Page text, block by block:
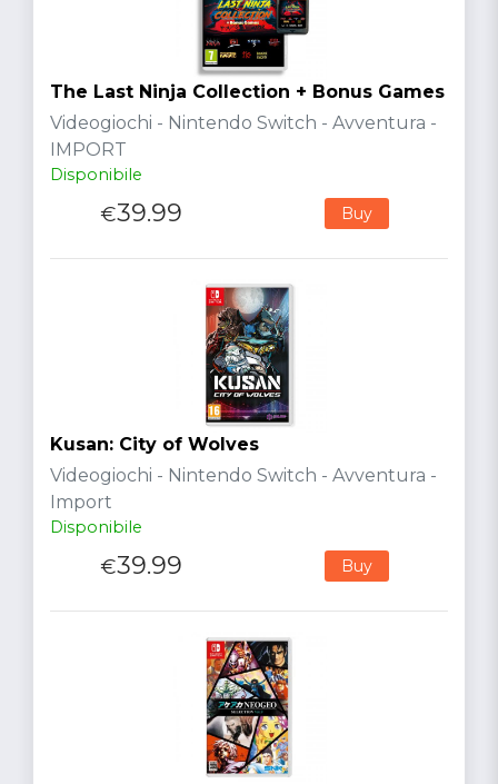
The Last Ninja Collection + Bonus Games
Videogiochi - Nintendo Switch - Avventura -
IMPORT
Disponibile
€39.99 Buy
Kusan: City of Wolves
Videogiochi - Nintendo Switch - Avventura -
Import
Disponibile
€39.99 Buy